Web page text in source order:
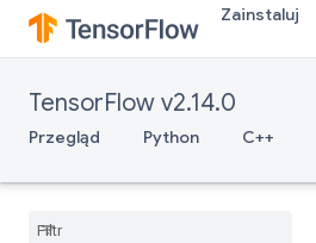
Zainstaluj
TensorFlow v2.14.0
Przegląd Python C++